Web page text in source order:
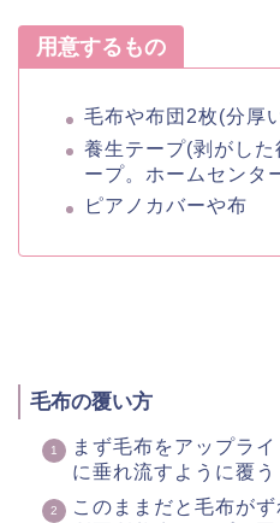
用意するもの
毛布や布団2枚(分厚
養生テープ(剥がし
ープ。ホームセンタ
ピアノカバーや布
毛布の覆い方
まず毛布をアップラ
に垂れ流すように覆う
このままだと毛布が